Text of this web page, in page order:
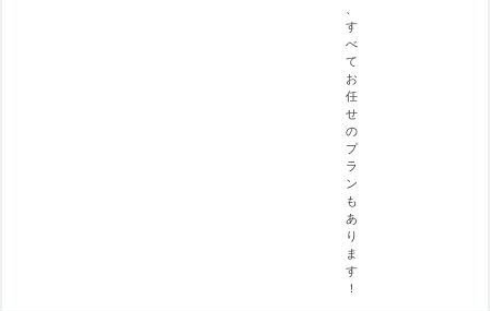
す
べ
て
お
任
せ
の
プ
ラ
ン
も
あ
り
ま
す
！